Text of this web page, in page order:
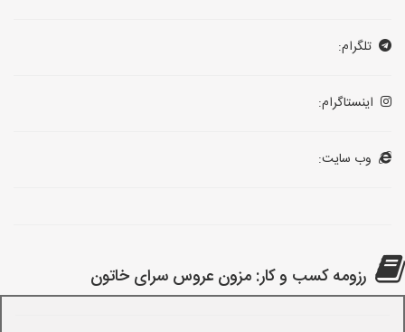
تلگرام:
اینستاگرام:
وب سایت:
رزومه کسب و کار: مزون عروس سرای خاتون